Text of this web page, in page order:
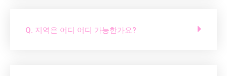
Q. 지역은 어디 어디 가능한가요?